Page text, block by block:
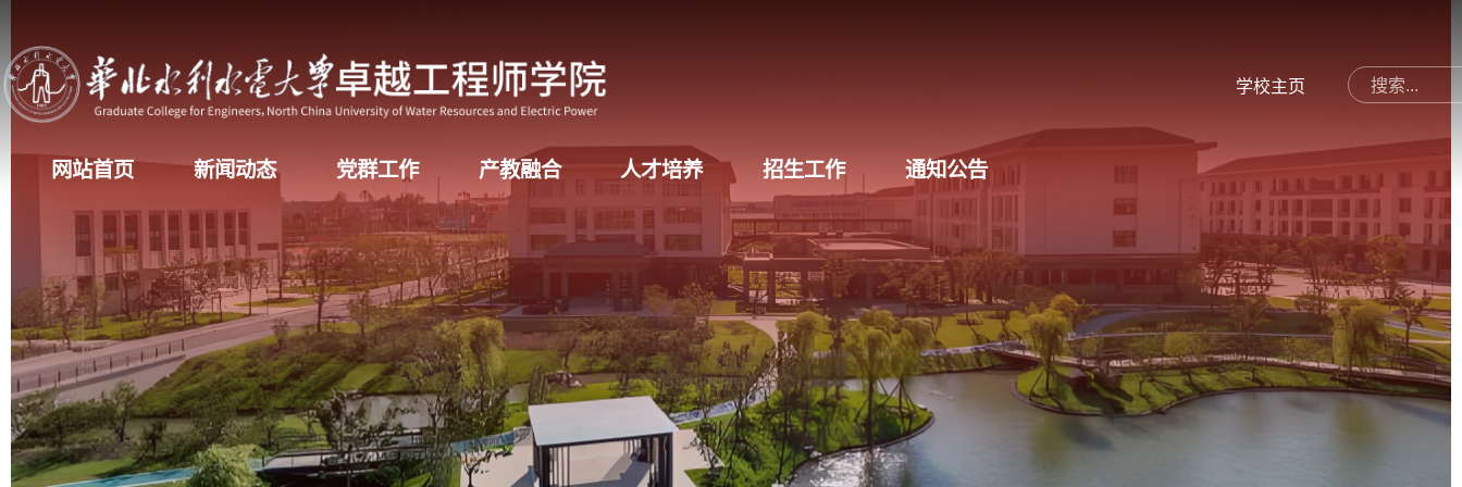
学校主页
网站首页 新闻动态 党群工作 产教融合 人才培养 招生工作 通知公告